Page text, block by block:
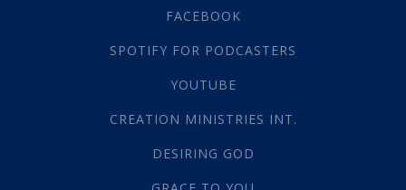
Die Onse Vader(12)
God(392)
Afgode(23)
Almag(1)
Alomteenwoordig
FACEBOOK
SPOTIFY FOR PODCASTERS
YOUTUBE
CREATION MINISTRIES INT.
DESIRING GOD